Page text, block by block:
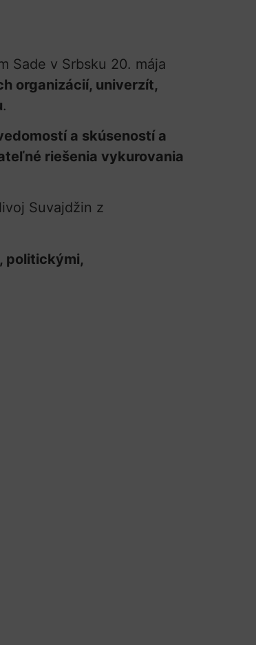
Sade v Srbsku 20. mája
organizácií, univerzít,
.
a skúseností a
riešenia vykurovania
Suvajdžin z
politickými,